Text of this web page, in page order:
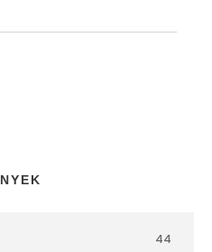
44